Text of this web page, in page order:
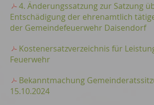
4. Änderungssatzung zur Satzung
Entschädigung der ehrenamtlich
der Gemeindefeuerwehr Daisendorf
Kostenersatzverzeichnis für
Feuerwehr
Bekanntmachung
15.10.2024